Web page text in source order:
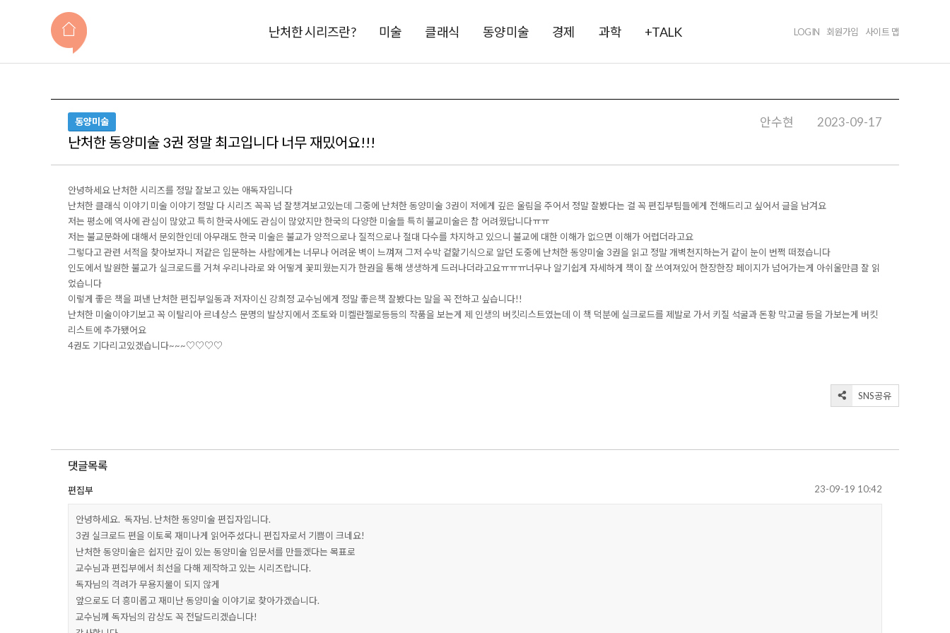
난처한 시리즈란? 미술 클래식 동양미술 경제 과학 +TALK LOGIN 회원가입 사이트 맵
동양미술
난처한 동양미술 3권 정말 최고입니다 너무 재밌어요!!!
안수현 2023-09-17
안녕하세요 난처한 시리즈를 정말 잘보고 있는 애독자입니다
난처한 클래식 이야기 미술 이야기 정말 다 시리즈 꼭꼭 넘 잘챙겨보고있는데 그중에 난처한 동양미술 3권이 저에게 깊은 울림을 주어서 정말 잘봤다는 걸 꼭 편집부팀들에게 전해드리고 싶어서 글을 남겨요
저는 평소에 역사에 관심이 많았고 특히 한국사에도 관심이 많았지만 한국의 다양한 미술들 특히 불교미술은 참 어려웠답니다ㅠㅠ
저는 불교문화에 대해서 문외한인데 아무래도 한국 미술은 불교가 양적으로나 질적으로나 절대 다수를 차지하고 있으니 불교에 대한 이해가 없으면 이해가 어렵더라고요
그렇다고 관련 서적을 찾아보자니 저같은 입문하는 사람에게는 너무나 어려운 벽이 느껴져 그저 수박 겉핥기식으로 알던 도중에 난처한 동양미술 3권을 읽고 정말 개벽천지하는거 같이 눈이 번쩍 떠졌습니다
인도에서 발원한 불교가 실크로드를 거쳐 우리나라로 와 어떻게 꽃피웠는지가 한권을 통해 생생하게 드러나더라고요ㅠㅠㅠ너무나 알기쉽게 자세하게 책이 잘 쓰여져있어 한장한장 페이지가 넘어가는게 아쉬울만큼 잘 읽
었습니다
이렇게 좋은 책을 펴낸 난처한 편집부일동과 저자이신 강희정 교수님에게 정말 좋은책 잘봤다는 말을 꼭 전하고 싶습니다!!
난처한 미술이야기보고 꼭 이탈리아 르네상스 문명의 발상지에서 조토와 미켈란젤로등등의 작품을 보는게 제 인생의 버킷리스트였는데 이 책 덕분에 실크로드를 제발로 가서 키질 석굴과 돈황 막고굴 등을 가보는게 버킷
리스트에 추가됐어요
4권도 기다리고있겠습니다~~~♡♡♡♡
SNS공유
댓글목록
편집부 23-09-19 10:42
안녕하세요. 독자님. 난처한 동양미술 편집자입니다.
3권 실크로드 편을 이토록 재미나게 읽어주셨다니 편집자로서 기쁨이 크네요!
난처한 동양미술은 쉽지만 깊이 있는 동양미술 입문서를 만들겠다는 목표로
교수님과 편집부에서 최선을 다해 제작하고 있는 시리즈랍니다.
독자님의 격려가 무용지물이 되지 않게
앞으로도 더 흥미롭고 재미난 동양미술 이야기로 찾아가겠습니다.
교수님께 독자님의 감상도 꼭 전달드리겠습니다!